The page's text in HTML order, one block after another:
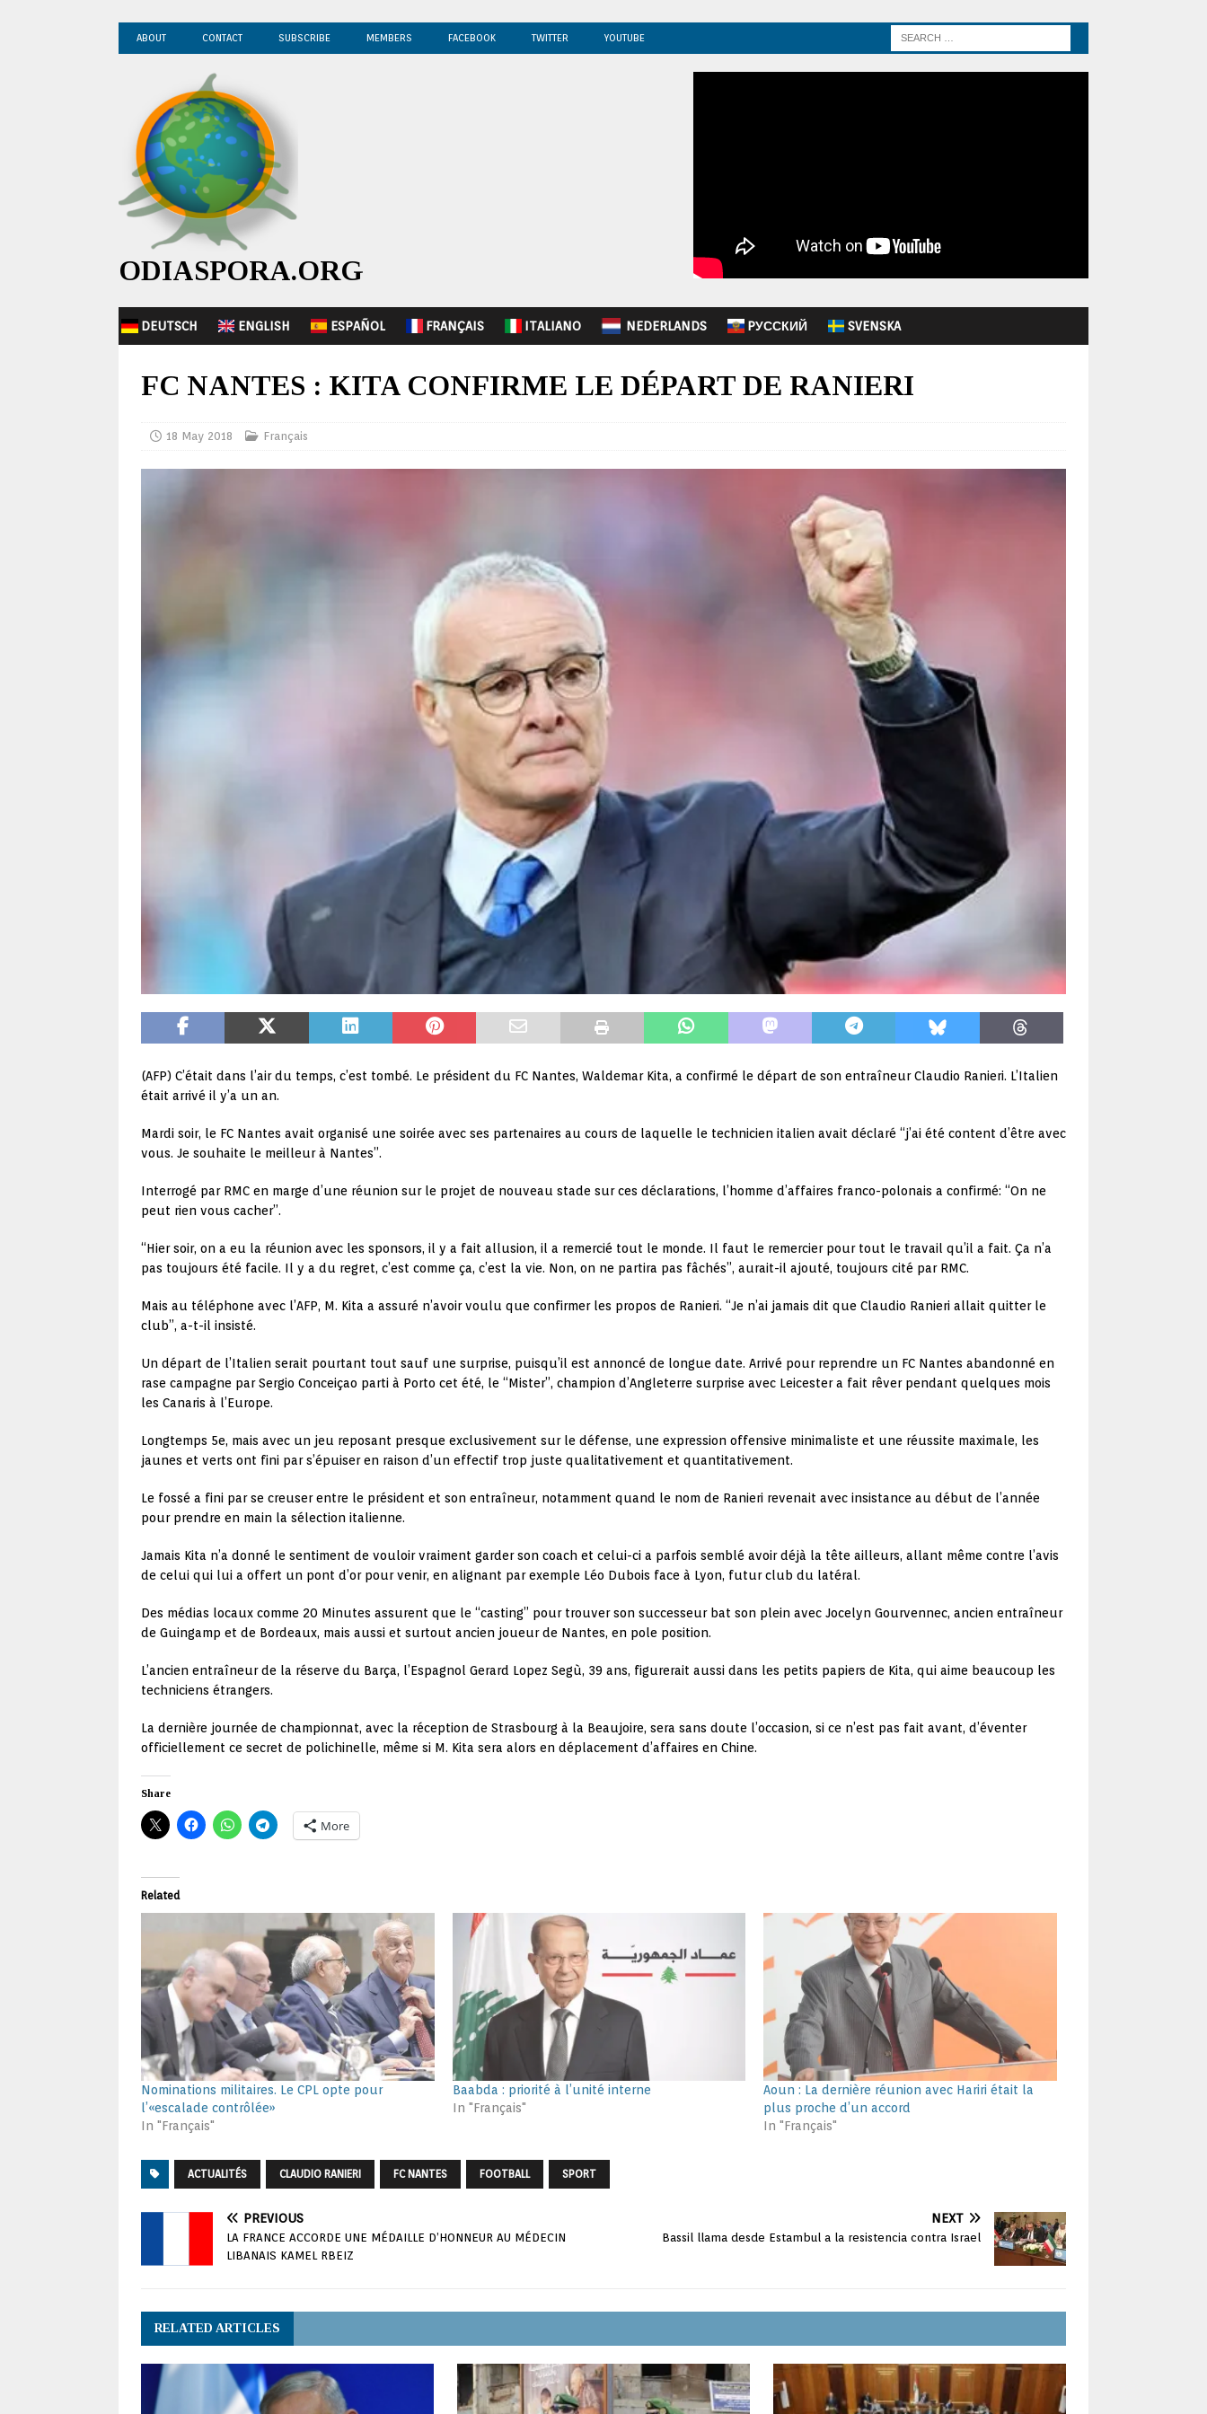
ABOUT CONTACT SUBSCRIBE MEMBERS FACEBOOK TWITTER YOUTUBE
ODIASPORA.ORG
DEUTSCH ENGLISH ESPAÑOL FRANÇAIS ITALIANO NEDERLANDS PУССКИЙ SVENSKA
FC NANTES : KITA CONFIRME LE DÉPART DE RANIERI
18 May 2018 Français
(AFP) C’était dans l’air du temps, c’est tombé. Le président du FC Nantes, Waldemar Kita, a confirmé le départ de son entraîneur Claudio Ranieri. L’Italien
était arrivé il y’a un an.
Mardi soir, le FC Nantes avait organisé une soirée avec ses partenaires au cours de laquelle le technicien italien avait déclaré “j’ai été content d’être avec
vous. Je souhaite le meilleur à Nantes”.
Interrogé par RMC en marge d’une réunion sur le projet de nouveau stade sur ces déclarations, l’homme d’affaires franco-polonais a confirmé: “On ne
peut rien vous cacher”.
“Hier soir, on a eu la réunion avec les sponsors, il y a fait allusion, il a remercié tout le monde. Il faut le remercier pour tout le travail qu’il a fait. Ça n’a
pas toujours été facile. Il y a du regret, c’est comme ça, c’est la vie. Non, on ne partira pas fâchés”, aurait-il ajouté, toujours cité par RMC.
Mais au téléphone avec l’AFP, M. Kita a assuré n’avoir voulu que confirmer les propos de Ranieri. “Je n’ai jamais dit que Claudio Ranieri allait quitter le
club”, a-t-il insisté.
Un départ de l’Italien serait pourtant tout sauf une surprise, puisqu’il est annoncé de longue date. Arrivé pour reprendre un FC Nantes abandonné en
rase campagne par Sergio Conceiçao parti à Porto cet été, le “Mister”, champion d’Angleterre surprise avec Leicester a fait rêver pendant quelques mois
les Canaris à l’Europe.
Longtemps 5e, mais avec un jeu reposant presque exclusivement sur le défense, une expression offensive minimaliste et une réussite maximale, les
jaunes et verts ont fini par s’épuiser en raison d’un effectif trop juste qualitativement et quantitativement.
Le fossé a fini par se creuser entre le président et son entraîneur, notamment quand le nom de Ranieri revenait avec insistance au début de l’année
pour prendre en main la sélection italienne.
Jamais Kita n’a donné le sentiment de vouloir vraiment garder son coach et celui-ci a parfois semblé avoir déjà la tête ailleurs, allant même contre l’avis
de celui qui lui a offert un pont d’or pour venir, en alignant par exemple Léo Dubois face à Lyon, futur club du latéral.
Des médias locaux comme 20 Minutes assurent que le “casting” pour trouver son successeur bat son plein avec Jocelyn Gourvennec, ancien entraîneur
de Guingamp et de Bordeaux, mais aussi et surtout ancien joueur de Nantes, en pole position.
L’ancien entraîneur de la réserve du Barça, l’Espagnol Gerard Lopez Segù, 39 ans, figurerait aussi dans les petits papiers de Kita, qui aime beaucoup les
techniciens étrangers.
La dernière journée de championnat, avec la réception de Strasbourg à la Beaujoire, sera sans doute l’occasion, si ce n’est pas fait avant, d’éventer
officiellement ce secret de polichinelle, même si M. Kita sera alors en déplacement d’affaires en Chine.
Share
More
Related
Nominations militaires. Le CPL opte pour
l’«escalade contrôlée»
In "Français"
Baabda : priorité à l’unité interne
In "Français"
Aoun : La dernière réunion avec Hariri était la
plus proche d’un accord
In "Français"
ACTUALITÉS CLAUDIO RANIERI FC NANTES FOOTBALL SPORT
PREVIOUS
LA FRANCE ACCORDE UNE MÉDAILLE D’HONNEUR AU MÉDECIN
LIBANAIS KAMEL RBEIZ
NEXT
Bassil llama desde Estambul a la resistencia contra Israel
RELATED ARTICLES